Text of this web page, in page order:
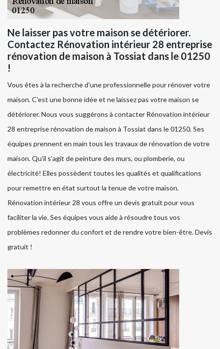
Ne laisser pas votre maison se détériorer.
Contactez Rénovation intérieur 28 entreprise
rénovation de maison à Tossiat dans le 01250
!
Vous êtes à la recherche d’une professionnelle pour rénover votre
maison. C’est une bonne idée et ne laissez pas votre maison se
détériorer. Nous vous suggérons à contacter Rénovation intérieur
28 entreprise rénovation de maison à Tossiat dans le 01250. Ses
équipes prennent en main tous les travaux de rénovation de votre
maison. Qu’il s’agit de peinture des murs, ou plomberie, ou
électricité! Elles possèdent toutes les qualités et qualifications
pour remettre en état surtout la tenue de votre maison.
Rénovation intérieur 28 vous offre un devis gratuit pour vous
faciliter la vie. Ses équipes vous aide à résoudre tous vos
problèmes redonner du confort et de rendre votre bien-être. Devis
gratuit !